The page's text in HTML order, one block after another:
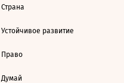
Страна
Устойчивое развитие
Право
Думай